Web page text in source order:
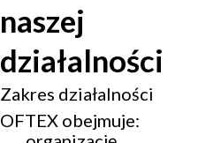
naszej
działalności
Zakres działalności
OFTEX obejmuje: